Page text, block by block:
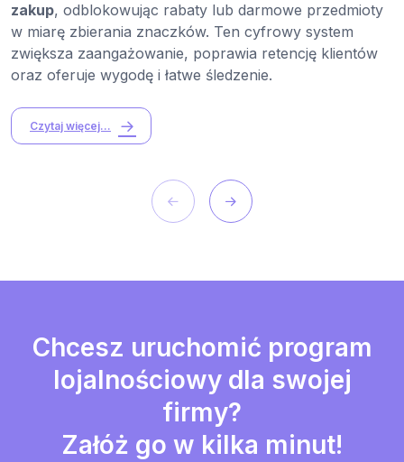
zakup, odblokowując rabaty lub darmowe przedmioty
w miarę zbierania znaczków. Ten cyfrowy system
zwiększa zaangażowanie, poprawia retencję klientów
oraz oferuje wygodę i łatwe śledzenie.
Czytaj więcej...
Chcesz uruchomić program
lojalnościowy dla swojej
firmy?
Załóż go w kilka minut!